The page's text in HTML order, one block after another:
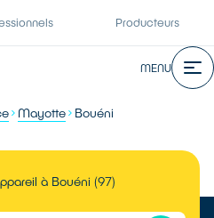
Producteurs
MENU
Mayotte Bouéni
à Bouéni (97)